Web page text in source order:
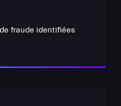
fraude identifiées